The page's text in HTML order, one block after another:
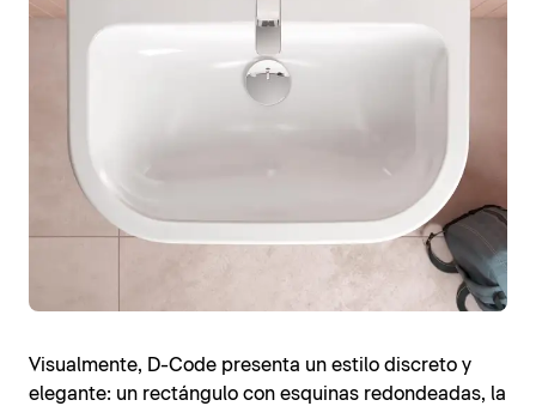
Visualmente, D-Code presenta un estilo discreto y
elegante: un rectángulo con esquinas redondeadas, la